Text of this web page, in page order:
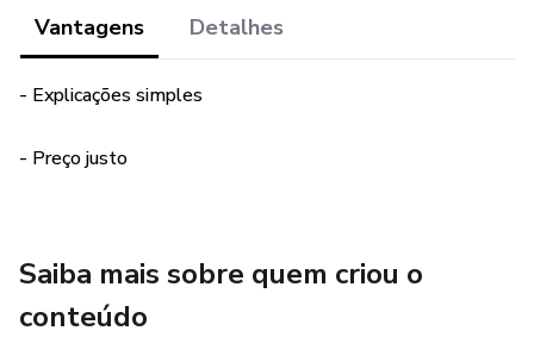
Vantagens Detalhes
- Explicações simples
- Preço justo
Saiba mais sobre quem criou o
conteúdo